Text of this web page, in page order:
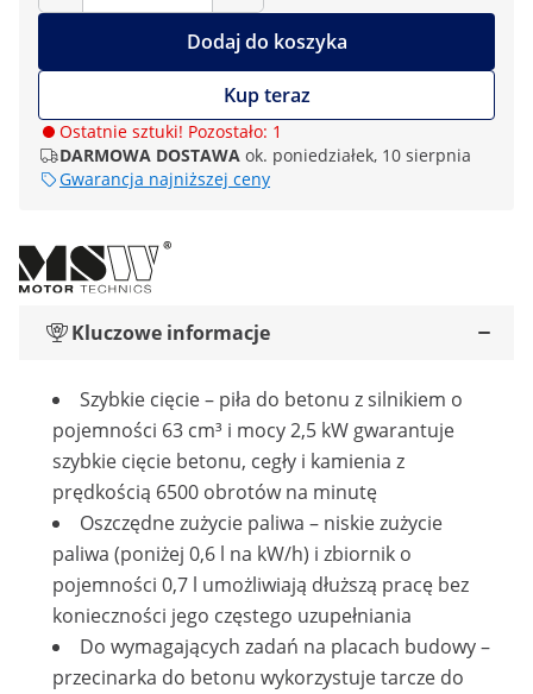
Dodaj do koszyka
Kup teraz
Ostatnie sztuki! Pozostało: 1
DARMOWA DOSTAWA ok. poniedziałek, 10 sierpnia
Gwarancja najniższej ceny
Kluczowe informacje
Szybkie cięcie – piła do betonu z silnikiem o
pojemności 63 cm³ i mocy 2,5 kW gwarantuje
szybkie cięcie betonu, cegły i kamienia z
prędkością 6500 obrotów na minutę
Oszczędne zużycie paliwa – niskie zużycie
paliwa (poniżej 0,6 l na kW/h) i zbiornik o
pojemności 0,7 l umożliwiają dłuższą pracę bez
konieczności jego częstego uzupełniania
Do wymagających zadań na placach budowy –
przecinarka do betonu wykorzystuje tarcze do